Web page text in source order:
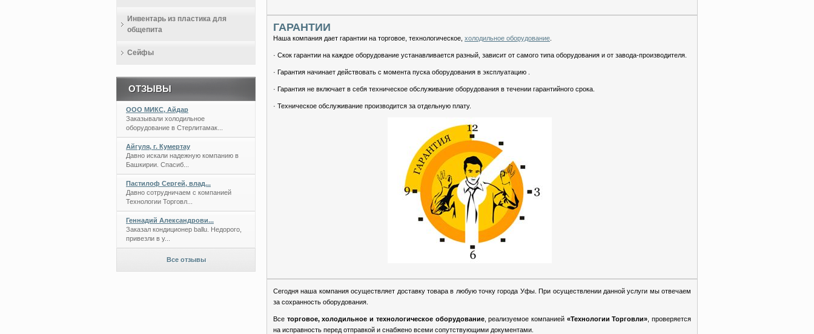
ГАРАНТИИ
Наша компания дает гарантии на торговое, технологическое, холодильное оборудование
· Скок гарантии на каждое оборудование устанавливается разный, зависит от самого типа оборудования и от завода-производителя.
· Гарантия начинает действовать с момента пуска оборудования в эксплуатацию .
· Гарантия не включает в себя техническое обслуживание оборудования в течении гарантийного срока.
· Техническое обслуживание производится за отдельную плату.
Сегодня наша компания осуществляет доставку товара в любую точку города Уфы. При осуществлении данной услуги мы отвечаем
за сохранность оборудования.
Все торговое, холодильное и технологическое оборудование, реализуемое компанией «Технологии Торговли» , проверяется
на исправность перед отправкой и снабжено всеми сопутствующими документами.
Инвентарь из пластика для
общепита
Сейфы
ОТЗЫВЫ
ООО МИКС, Айдар
Заказывали холодильное
оборудование в Стерлитамак...
Айгуля, г. Кумертау
Давно искали надежную компанию в
Башкирии. Спасиб...
Пастилоф Сергей, влад...
Давно сотрудничаем с компанией
Технологии Торговл...
Геннадий Александрови...
Заказал кондиционер ballu. Недорого,
привезли в у...
Все отзывы